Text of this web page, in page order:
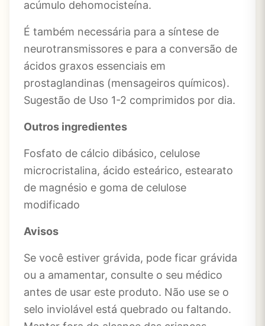
acúmulo dehomocisteína.
É também necessária para a síntese de
neurotransmissores e para a conversão de
ácidos graxos essenciais em
prostaglandinas (mensageiros químicos).
Sugestão de Uso 1-2 comprimidos por dia.
Outros ingredientes
Fosfato de cálcio dibásico, celulose
microcristalina, ácido esteárico, estearato
de magnésio e goma de celulose
modificado
Avisos
Se você estiver grávida, pode ficar grávida
ou a amamentar, consulte o seu médico
antes de usar este produto. Não use se o
selo inviolável está quebrado ou faltando.